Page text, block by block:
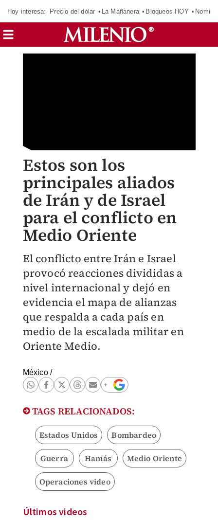
Hoy interesa: Precio del dólar La Mañanera Bloqueos HOY
Estos son los
principales aliados
de Irán y de Israel
para el conflicto en
Medio Oriente
El conflicto entre Irán e Israel
provocó reacciones divididas a
nivel internacional y dejó en
evidencia el mapa de alianzas
que respalda a cada país en
medio de la escalada militar en
Oriente Medio.
México/
TAGS RELACIONADOS:
Estados Unidos Bombardeo
Guerra Hamás Medio Oriente
Operaciones video
Últimos videos